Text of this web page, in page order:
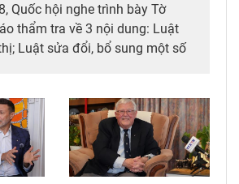
Quốc hội nghe trình bày Tờ
thẩm tra về 3 nội dung: Luật
Luật sửa đổi, bổ sung một số
trường; Luật sửa đổi, bổ sung
Luật Tần số vô tuyến điện,
Luật Giao dịch điện tử và Luật
nghệ. Sau đó, Quốc hội thảo